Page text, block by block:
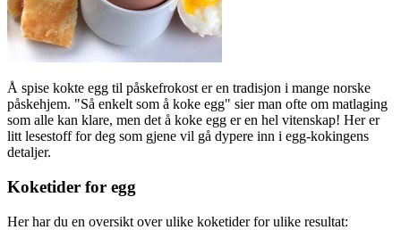
Å spise kokte egg til påskefrokost er en tradisjon i mange norske
påskehjem. "Så enkelt som å koke egg" sier man ofte om matlaging
som alle kan klare, men det å koke egg er en hel vitenskap! Her er
litt lesestoff for deg som gjene vil gå dypere inn i egg-kokingens
detaljer.
Koketider for egg
Her har du en oversikt over ulike koketider for ulike resultat: